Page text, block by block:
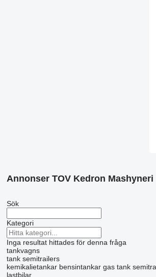
Annonser TOV Kedron Mashyneri
Sök
Kategori
Inga resultat hittades för denna fråga
tankvagns
tank semitrailers
kemikalietankar bensintankar gas tank
lastbilar